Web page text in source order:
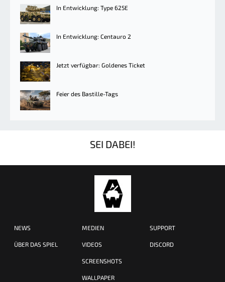
In Entwicklung: Type 625E
In Entwicklung: Centauro 2
Jetzt verfügbar: Goldenes Ticket
Feier des Bastille-Tags
SEI DABEI!
NEWS
ÜBER DAS SPIEL
MEDIEN
VIDEOS
SCREENSHOTS
WALLPAPER
SUPPORT
DISCORD